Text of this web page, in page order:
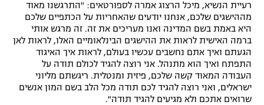
רעיית הנשיא, מיכל הרצוג אמרה לספורטאים: "התרגשנו מאוד
מההישגים שלכם, אנחנו יודעים שהאחריות על הכתפיים שלכם
היא באמת בשם המדינה ואנו מעריכים את זה. זה מרגש אותי
ברמה האישית לראות את ההישגים הבינלאומיים האלו, לראות לאן
הגעתם ואיך אתם נחשבים עכשיו בעולם, לראות איך האיגוד
התפתח ואיך הוא מתנהל. אני רוצה להגיד לכולם תודה על
העבודה המאוד קשה שלכם, פיזית ומנטלית. ריגשתם מליוני
ישראלים, ואני רוצה להגיד לכם תודה מכל הלב בשם המון אנשים
שרואים אתכם ולא מגיעים להגיד תודה".